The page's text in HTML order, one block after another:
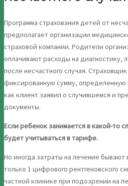
Программа страхования детей от
предполагает организации
страховой компании. Родители
оплачивают расходы на диагностику,
после несчастного случая.
фиксированную сумму, определенную
как клиент заявил о случившемся и
документы.
Если ребенок занимается в какой-то
будет учитываться в тарифе.
Но иногда затраты на лечение
только 1 цифрового рентгеновского
частной клинике при подозрении на